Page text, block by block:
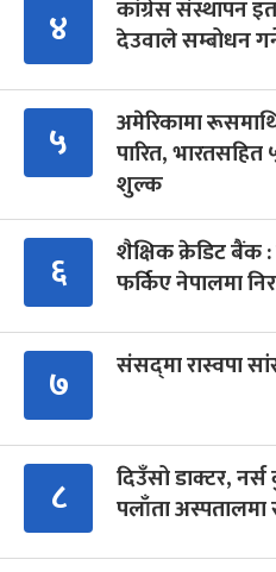
४
कांग्रेस संस्थापन
देउवाले सम्बोधन
५
अमेरिकामा
पारित,
शुल्क
६
शैक्षिक क्रेडिट बैंक
फर्किए नेपालमा
७ संसद्‍मा रास्वपा
८
दिउँसो डाक्टर,
पलाँता